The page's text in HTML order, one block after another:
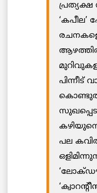
പ്രത്യക്ഷ
‘കപീല’
പിന്നീട്
പല